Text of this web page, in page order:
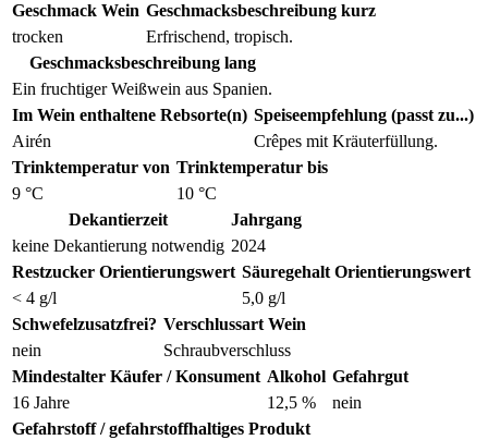
Geschmack Wein
trocken
Geschmacksbeschreibung kurz
Erfrischend, tropisch.
Geschmacksbeschreibung lang
Ein fruchtiger Weißwein aus Spanien.
Im Wein enthaltene Rebsorte(n)
Airén
Speiseempfehlung (passt zu...)
Crêpes mit Kräuterfüllung.
Trinktemperatur von
9 °C
Trinktemperatur bis
10 °C
Dekantierzeit
keine Dekantierung notwendig
Jahrgang
2024
Restzucker Orientierungswert
< 4 g/l
Säuregehalt Orientierungswert
5,0 g/l
Schwefelzusatzfrei?
nein
Verschlussart Wein
Schraubverschluss
Mindestalter Käufer / Konsument
16 Jahre
Alkohol
12,5 %
Gefahrgut
nein
Gefahrstoff / gefahrstoffhaltiges Produkt